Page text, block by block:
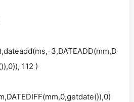
3,DATEADD(mm,D
112 )